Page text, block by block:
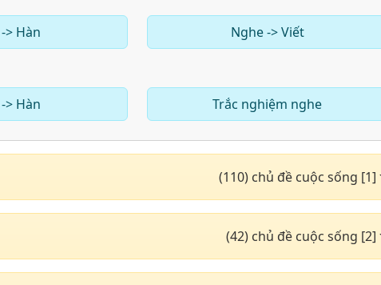
> Hàn Nghe -> Viết
> Hàn Trắc nghiệm nghe
(110) chủ đề cuộc sống [1]
(42) chủ đề cuộc sống [2]